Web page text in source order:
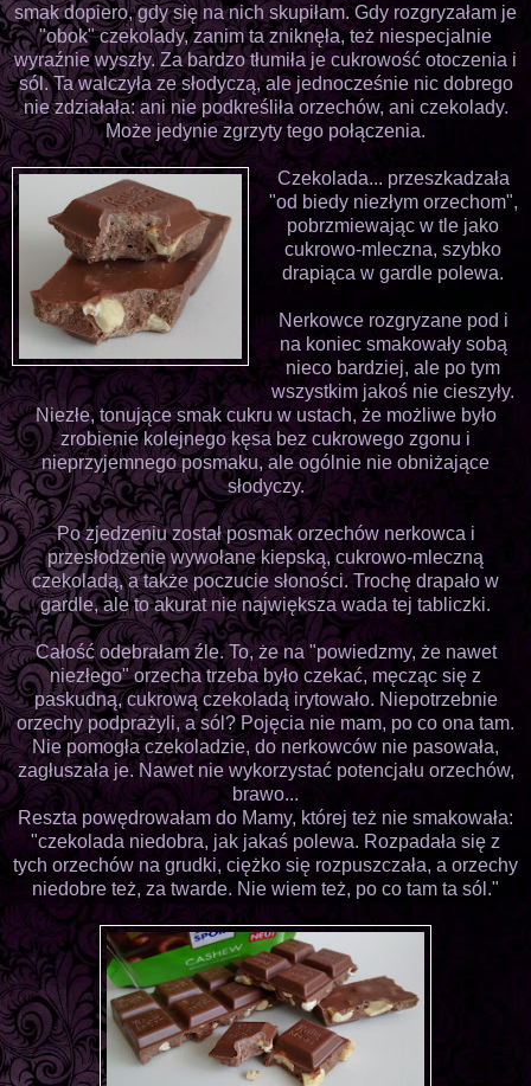
smak dopiero, gdy się na nich skupiłam. Gdy rozgryzałam je
"obok" czekolady, zanim ta zniknęła, też niespecjalnie
wyraźnie wyszły. Za bardzo tłumiła je cukrowość otoczenia i
sól. Ta walczyła ze słodyczą, ale jednocześnie nic dobrego
nie zdziałała: ani nie podkreśliła orzechów, ani czekolady.
Może jedynie zgrzyty tego połączenia.
Czekolada... przeszkadzała
"od biedy niezłym orzechom",
pobrzmiewając w tle jako
cukrowo-mleczna, szybko
drapiąca w gardle polewa.
Nerkowce rozgryzane pod i
na koniec smakowały sobą
nieco bardziej, ale po tym
wszystkim jakoś nie cieszyły.
Niezłe, tonujące smak cukru w ustach, że możliwe było
zrobienie kolejnego kęsa bez cukrowego zgonu i
nieprzyjemnego posmaku, ale ogólnie nie obniżające
słodyczy.
Po zjedzeniu został posmak orzechów nerkowca i
przesłodzenie wywołane kiepską, cukrowo-mleczną
czekoladą, a także poczucie słoności. Trochę drapało w
gardle, ale to akurat nie największa wada tej tabliczki.
Całość odebrałam źle. To, że na "powiedzmy, że nawet
niezłego" orzecha trzeba było czekać, męcząc się z
paskudną, cukrową czekoladą irytowało. Niepotrzebnie
orzechy podprażyli, a sól? Pojęcia nie mam, po co ona tam.
Nie pomogła czekoladzie, do nerkowców nie pasowała,
zagłuszała je. Nawet nie wykorzystać potencjału orzechów,
brawo...
Reszta powędrowałam do Mamy, której też nie smakowała:
"czekolada niedobra, jak jakaś polewa. Rozpadała się z
tych orzechów na grudki, ciężko się rozpuszczała, a orzechy
niedobre też, za twarde. Nie wiem też, po co tam ta sól."